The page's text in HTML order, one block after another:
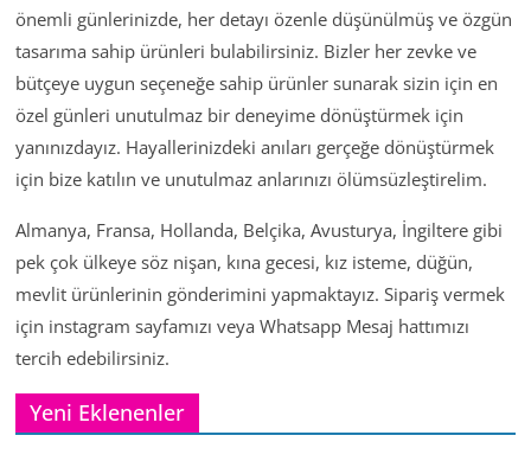
önemli günlerinizde, her detayı özenle düşünülmüş ve özgün
tasarıma sahip ürünleri bulabilirsiniz. Bizler her zevke ve
bütçeye uygun seçeneğe sahip ürünler sunarak sizin için en
özel günleri unutulmaz bir deneyime dönüştürmek için
yanınızdayız. Hayallerinizdeki anıları gerçeğe dönüştürmek
için bize katılın ve unutulmaz anlarınızı ölümsüzleştirelim.
Almanya, Fransa, Hollanda, Belçika, Avusturya, İngiltere gibi
pek çok ülkeye söz nişan, kına gecesi, kız isteme, düğün,
mevlit ürünlerinin gönderimini yapmaktayız. Sipariş vermek
için instagram sayfamızı veya Whatsapp Mesaj hattımızı
tercih edebilirsiniz.
Yeni Eklenenler